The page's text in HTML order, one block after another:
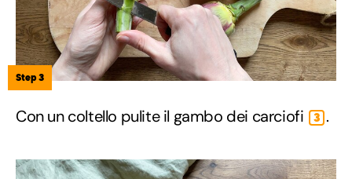
Step 3
Con un coltello pulite il gambo dei carciofi 3 .